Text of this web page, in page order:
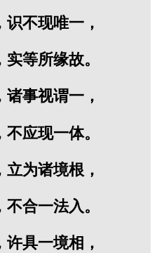
不现唯一，
等所缘故。
事视谓一，
应现一体。
为诸境根，
合一法入。
具一境相，